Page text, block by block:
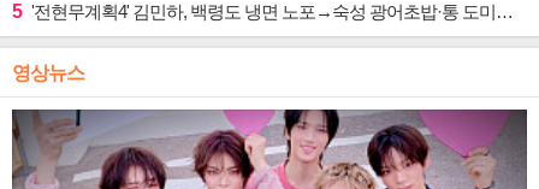
5 '전현무계획4' 김민하, 백령도 냉면 노포→숙성 광어초밥·통 도미찜 맛집 탐방
영상뉴스